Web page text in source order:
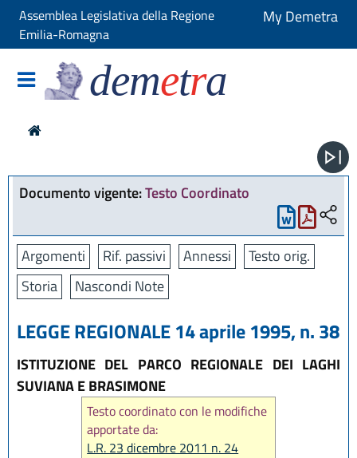
Assemblea Legislativa della Regione
Emilia-Romagna
My Demetra
demetra
Documento vigente:Testo Coordinato
Argomenti Rif. passivi Annessi
Testo orig.
Storia
Nascondi Note
LEGGE REGIONALE 14 aprile 1995, n. 38
ISTITUZIONE DEL PARCO REGIONALE DEI LAGHI
SUVIANA E BRASIMONE
Testo coordinato con le modifiche
apportate da:
L.R. 23 dicembre 2011 n. 24